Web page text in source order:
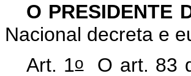
O PRESIDENTE
Nacional decreta e
Art. 1oO art. 83